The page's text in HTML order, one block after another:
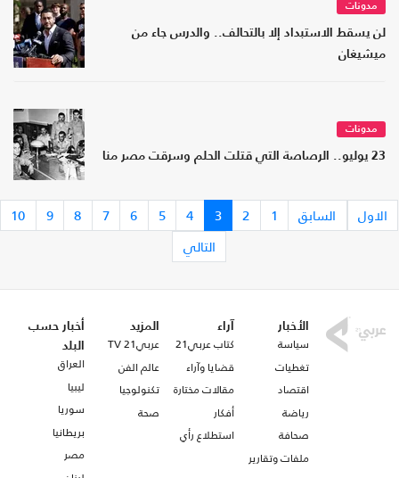
مدونات
لن يسقط الاستبداد إلا بالتحالف.. والدرس جاء من
ميشيغان
مدونات
23 يوليو.. الرصاصة التي قتلت الحلم وسرقت مصر منا
الاول السابق 1
2
3
4
5
6
7
8
9
10
التالي
الأخبار
سياسة
تغطيات
اقتصاد
رياضة
صحافة
ملفات وتقارير
آراء
كتاب عربي21
قضايا وآراء
مقالات مختارة
أفكار
استطلاع رأي
المزيد
عربي21 TV
عالم الفن
تكنولوجيا
صحة
أخبار حسب
البلد
العراق
ليبيا
سوريا
بريطانيا
مصر